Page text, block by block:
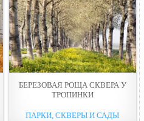
БЕРЕЗОВАЯ РОЩА СКВЕРА У
ТРОПИНКИ
ПАРКИ, СКВЕРЫ И САДЫ